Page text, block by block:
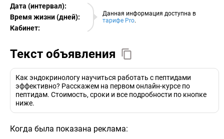
Данная информация доступна в
тарифе Pro.
Дата (интервал):
07.08.2026
Время жизни (дней):
Кабинет:
EURO
Текст объявления
Как эндокринологу научиться работать с пептидами
эффективно? Расскажем на первом онлайн-курсе по
пептидам. Стоимость, сроки и все подробности по кнопке
ниже.
Когда была показана реклама: